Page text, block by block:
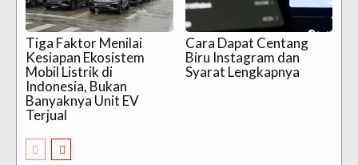
Tiga Faktor Menilai
Kesiapan Ekosistem
Mobil Listrik di
Indonesia, Bukan
Banyaknya Unit EV
Terjual
Cara Dapat Centang
Biru Instagram dan
Syarat Lengkapnya